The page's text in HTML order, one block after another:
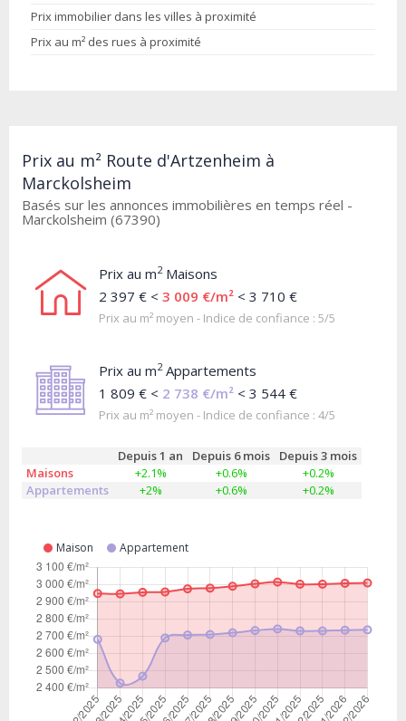
Prix immobilier dans les villes à proximité
Prix au m² des rues à proximité
Prix au m² Route d'Artzenheim à
Marckolsheim
Basés sur les annonces immobilières en temps réel -
Marckolsheim (67390)
Prix au m2Maisons
2 397 € < 3 009 €/m² < 3 710 €
Prix au m² moyen - Indice de confiance : 5/5
Prix au m2Appartements
1 809 € < 2 738 €/m² < 3 544 €
Prix au m² moyen - Indice de confiance : 4/5
Depuis 1 an Depuis 6 mois
Depuis 3 mois
Maisons
+2.1% +0.6%
+0.2%
Appartements
+2% +0.6% +0.2%
Maison Appartement